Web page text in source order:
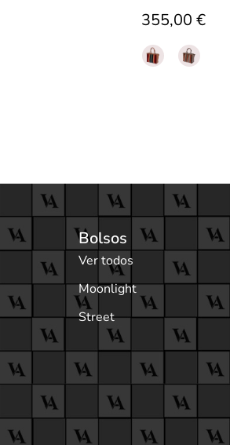
355,00 €
Bolsos
Ver todos
Moonlight
Street